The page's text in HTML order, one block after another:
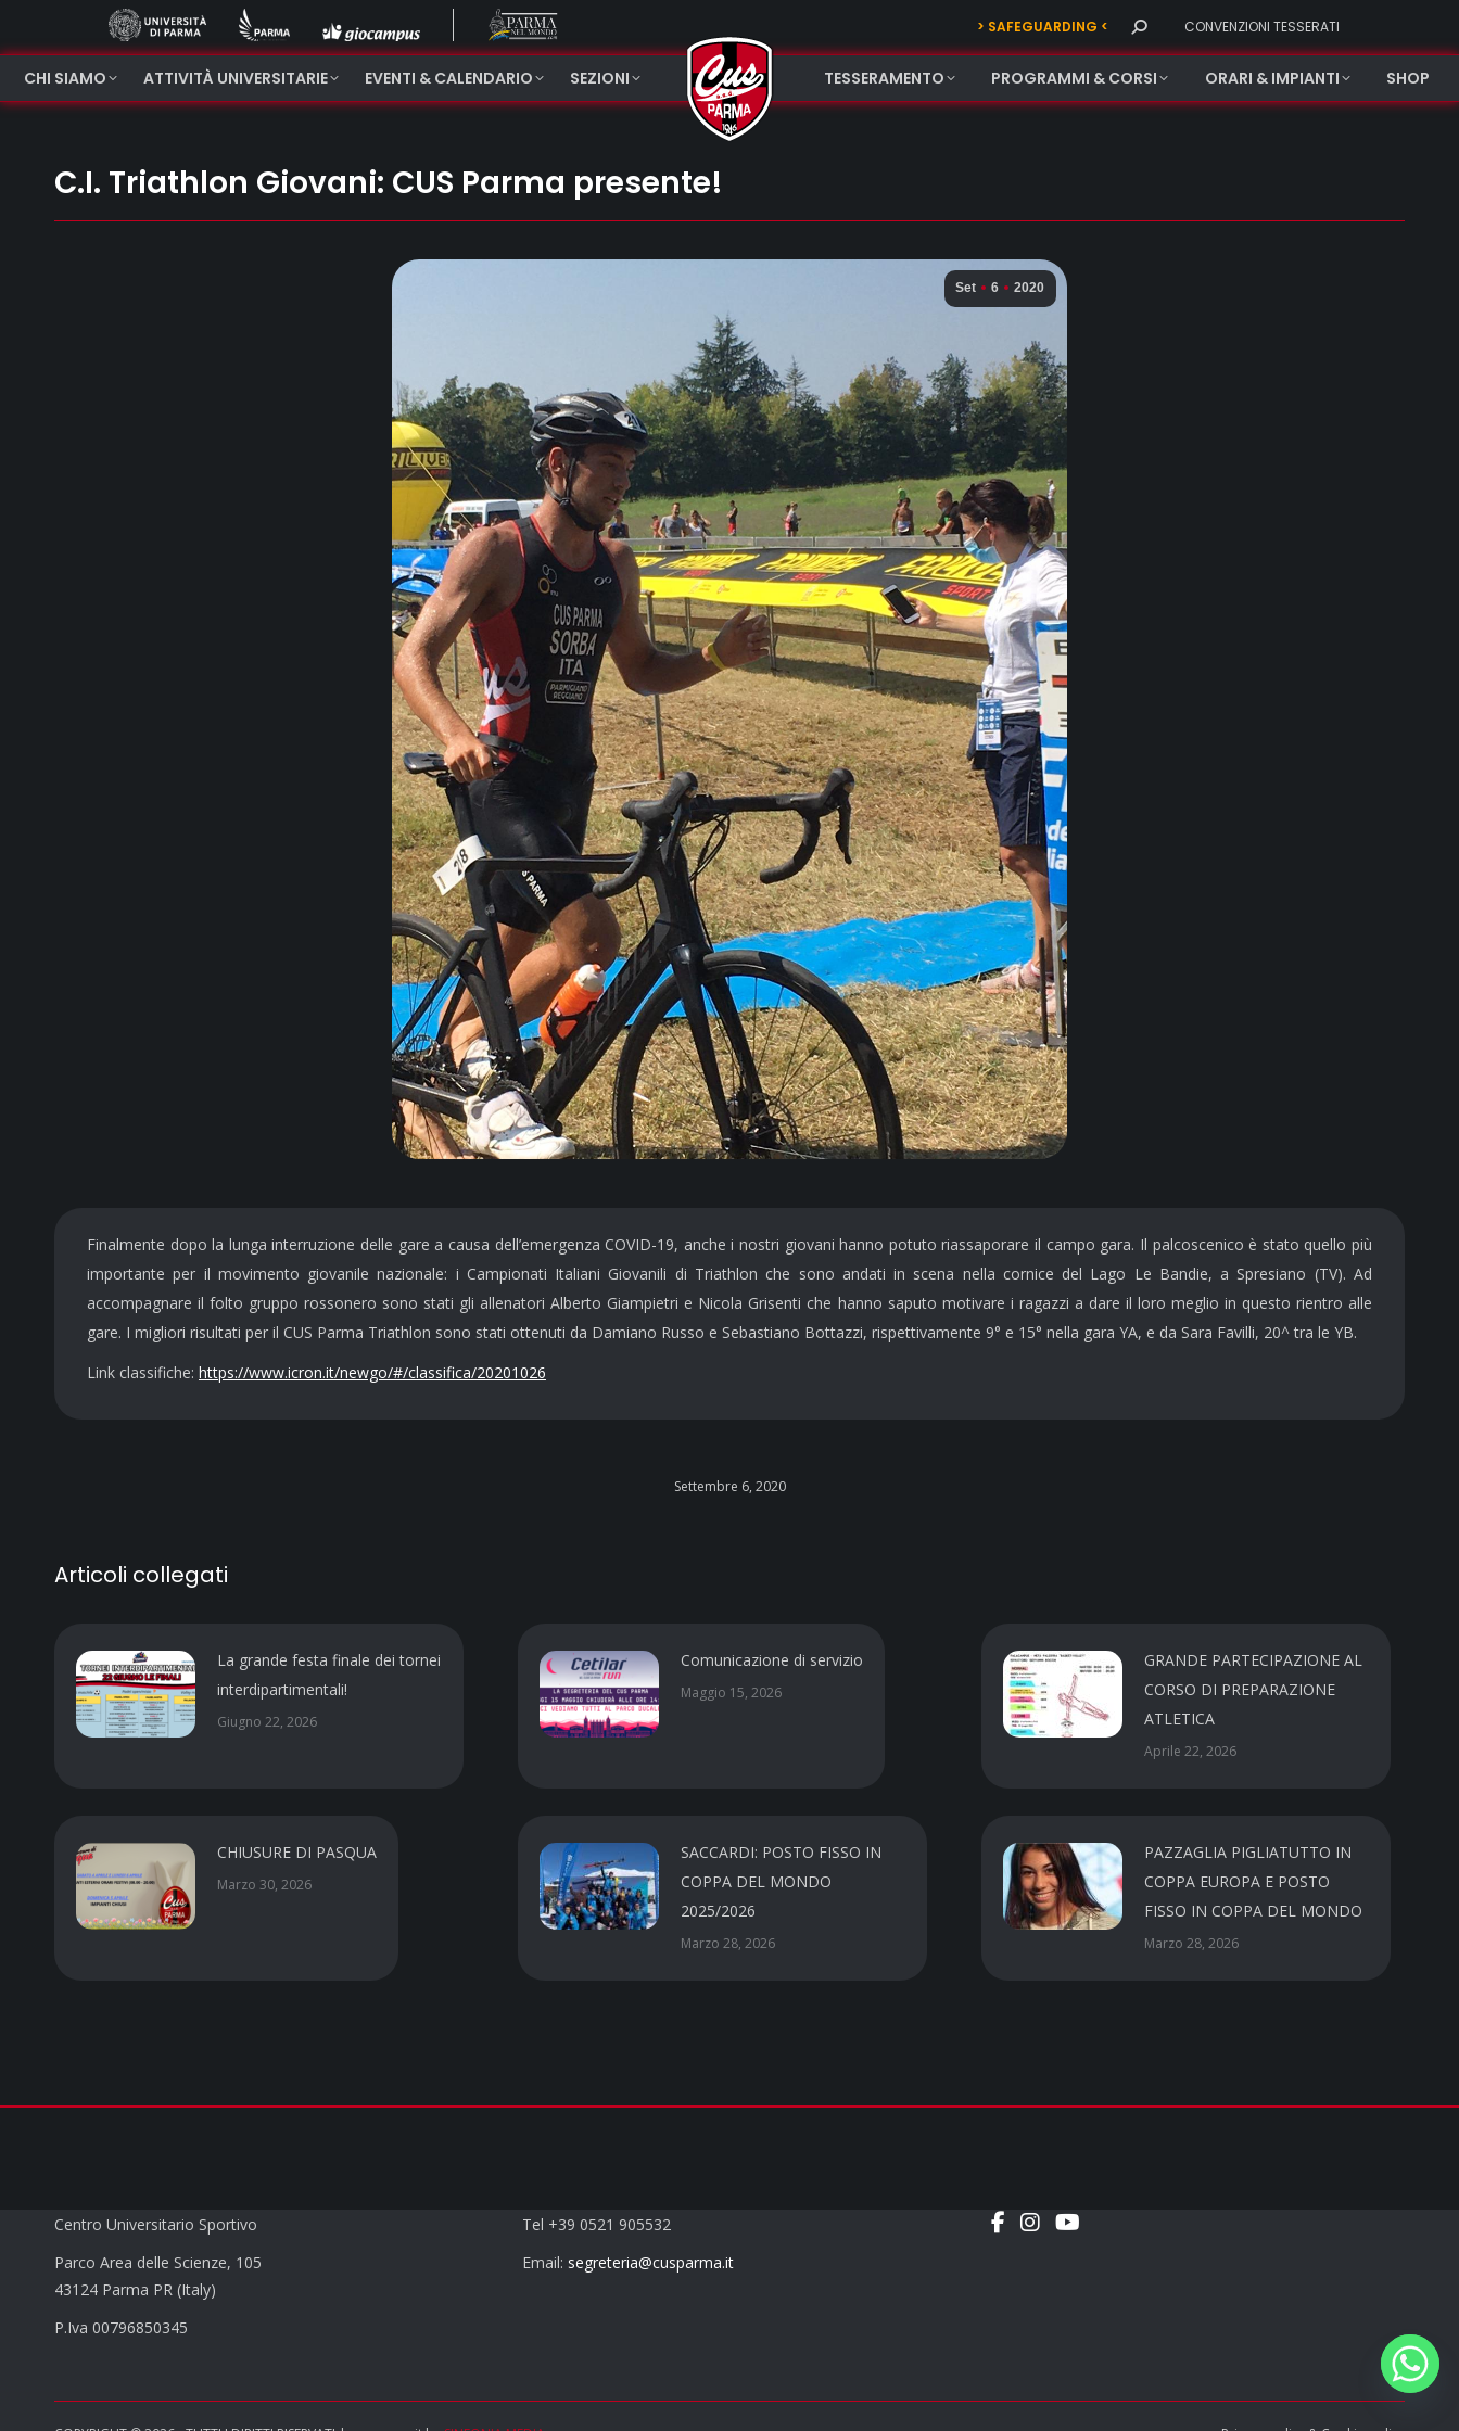
> SAFEGUARDING < Search: CONVENZIONI TESSERATI
CHI SIAMO ATTIVITÀ UNIVERSITARIE EVENTI & CALENDARIO SEZIONI TESSERAMENTO PROGRAMMI & CORSI ORARI & IMPIANTI SHOP
C.I. Triathlon Giovani: CUS Parma presente!
Set 6 2020
Finalmente dopo la lunga interruzione delle gare a causa dell’emergenza COVID-19, anche i nostri giovani hanno potuto riassaporare il campo gara. Il palcoscenico è stato quello più
importante per il movimento giovanile nazionale: i Campionati Italiani Giovanili di Triathlon che sono andati in scena nella cornice del Lago Le Bandie, a Spresiano (TV). Ad
accompagnare il folto gruppo rossonero sono stati gli allenatori Alberto Giampietri e Nicola Grisenti che hanno saputo motivare i ragazzi a dare il loro meglio in questo rientro alle
gare. I migliori risultati per il CUS Parma Triathlon sono stati ottenuti da Damiano Russo e Sebastiano Bottazzi, rispettivamente 9° e 15° nella gara YA, e da Sara Favilli, 20^ tra le YB.
Link classifiche: https://www.icron.it/newgo/#/classifica/20201026
Settembre 6, 2020
Articoli collegati
La grande festa finale dei tornei
interdipartimentali!
Giugno 22, 2026
Comunicazione di servizio
Maggio 15, 2026
GRANDE PARTECIPAZIONE AL
CORSO DI PREPARAZIONE
ATLETICA
Aprile 22, 2026
CHIUSURE DI PASQUA
Marzo 30, 2026
SACCARDI: POSTO FISSO IN
COPPA DEL MONDO
2025/2026
Marzo 28, 2026
PAZZAGLIA PIGLIATUTTO IN
COPPA EUROPA E POSTO
FISSO IN COPPA DEL MONDO
Marzo 28, 2026
Centro Universitario Sportivo
Parco Area delle Scienze, 105
43124 Parma PR (Italy)
P.Iva 00796850345
Tel +39 0521 905532
Email: segreteria@cusparma.it